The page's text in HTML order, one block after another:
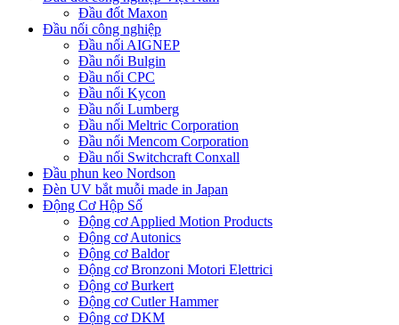
Đầu đốt Maxon
Đầu nối công nghiệp
Đầu nối AIGNEP
Đầu nối Bulgin
Đầu nối CPC
Đầu nối Kycon
Đầu nối Lumberg
Đầu nối Meltric Corporation
Đầu nối Mencom Corporation
Đầu nối Switchcraft Conxall
Đầu phun keo Nordson
Đèn UV bắt muỗi made in Japan
Động Cơ Hộp Số
Động cơ Applied Motion Products
Động cơ Autonics
Động cơ Baldor
Động cơ Bronzoni Motori Elettrici
Động cơ Burkert
Động cơ Cutler Hammer
Động cơ DKM